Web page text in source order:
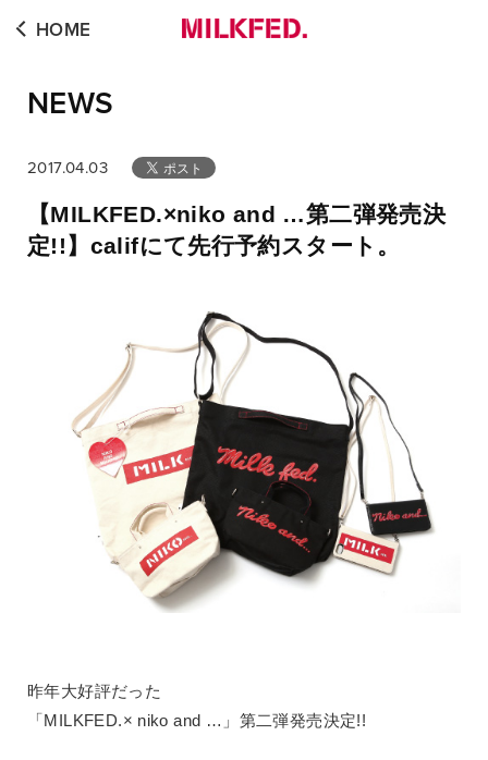
NEWS
HOME
2017.04.03
【MILKFED.×niko and …第二弾発売決
定!!】califにて先行予約スタート。
昨年大好評だった
「MILKFED.× niko and …」第二弾発売決定!!